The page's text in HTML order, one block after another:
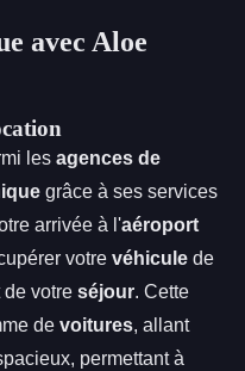
avec Aloe
les agences de
grâce à ses services
arrivée à l'aéroport
votre véhicule de
de votre séjour. Cette
de voitures, allant
permettant à